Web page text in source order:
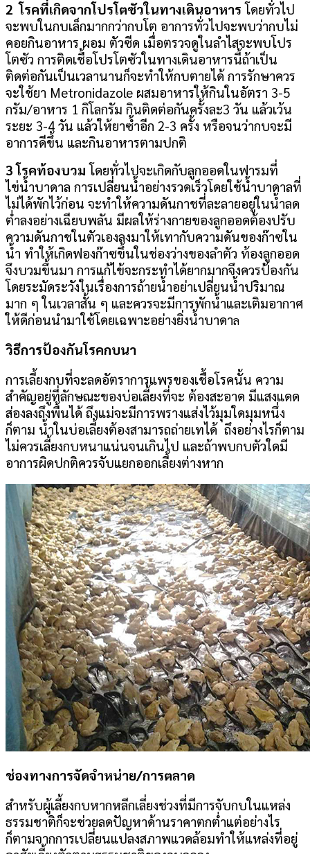
2 โรคที่เกิดจากโปรโตซัวในทางเดินอาหาร โดยทั่วไป
จะพบในกบเล็กมากกว่ากบโต อาการทั่วไปจะพบว่ากบไม่
คอยกินอาหาร ผอม ตัวซีด เมื่อตรวจดูในลำไสจะพบโปร
โตซัว การติดเชื้อโปรโตซัวในทางเดินอาหารนี้ถ้าเป็น
ติดต่อกันเป็นเวลานานก็จะทำให้กบตายได้ การรักษาควร
จะใช้ยา Metronidazole ผสมอาหารให้กินในอัตรา 3-5
กรัม/อาหาร 1 กิโลกรัม กินติดต่อกันครั้งละ3 วัน แล้วเว้น
ระยะ 3-4 วัน แล้วให้ยาซ้ำอีก 2-3 ครั้ง หรือจนว่ากบจะมี
อาการดีขึ้น และกินอาหารตามปกติ
3 โรคท้องบวม โดยทั่วไปจะเกิดกับลูกออดในฟารมที่
ไข่น้ำบาดาล การเปลี่ยนน้ำอย่างรวดเร็วโดยใช้น้ำบาดาลที่
ไม่ได้พักไว้ก่อน จะทำให้ความดันกาชที่ละลายอยู่ในน้ำลด
ต่ำลงอย่างเฉียบพลัน มีผลให้ร่างกายของลูกออดต้องปรับ
ความดันกาชในตัวเองลงมาให้เทากับความดันของก๊าซใน
น้ำ ทำให้เกิดฟองก๊าซขึ้นในช่องว่างของลำตัว ท้องลูกออด
จึงบวมขึ้นมา การแก้ไข้จะกระทำได้ยากมากจึงควรป้องกัน
โดยระมัดระวังในเรื่องการถ้ายน้ำอย่าเปลี่ยนน้ำปริมาณ
มาก ๆ ในเวลาสั้น ๆ และควรจะมีการพักน้ำและเติมอากาศ
ให้ดีก่อนนำมาใช้โดยเฉพาะอย่างยิ่งน้ำบาดาล
วิธีการป้องกันโรคกบนา
การเลี้ยงกบที่จะลดอัตราการแพรของเชื้อโรคนั้น ความ
สำคัญอยู่ที่ลักษณะของบ่อเลี้ยงที่จะ ต้องสะอาด มีแสงแดด
ส่องลงถึงพื้นได้ ถึงแม่จะมีการพรางแส่งไว้มุมใดมุมหนึ่ง
ก็ตาม น้ำในบ่อเลี้ยงต้องสามารถถ่ายเทได้ ถึงอย่างไรก็ตาม
ไม่ควรเลี้ยงกบหนาแน่นจนเกินไป และถ้าพบกบตัวใดมี
อาการผิดปกติควรจับแยกออกเลี้ยงต่างหาก
ช่องทางการจัดจำหน่าย/การตลาด
สำหรับผู้เลี้ยงกบหากหลีกเลี่ยงช่วงที่มีการจับกบในแหล่ง
ธรรมชาติก็จะช่วยลดปัญหาด้านราคาตกต่ำแต่อย่างไร
ก็ตามจากการเปลี่ยนแปลงสภาพแวดล้อมทำให้แหล่งที่อยู่